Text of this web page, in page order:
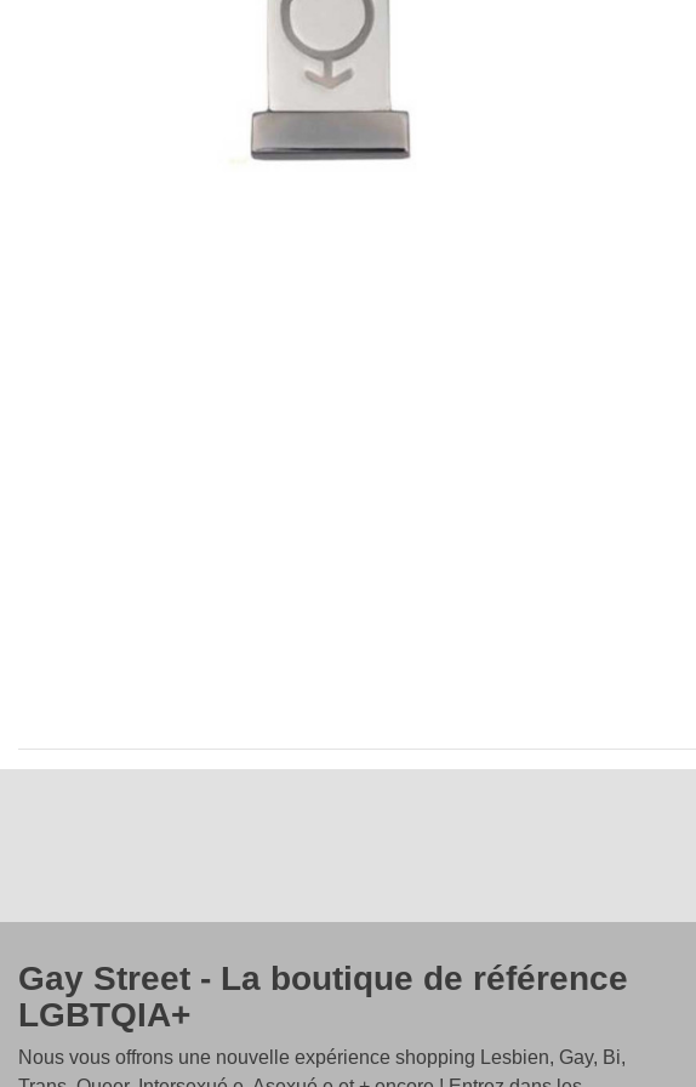
Gay Street - La boutique de référence
LGBTQIA+
Nous vous offrons une nouvelle expérience shopping Lesbien, Gay, Bi,